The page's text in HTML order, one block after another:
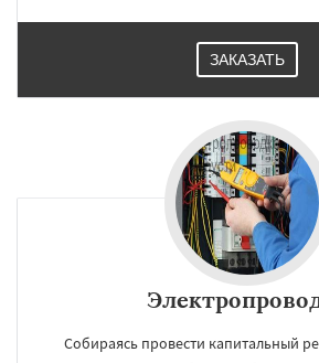
ЗАКАЗАТЬ
Собираясь провести капитальный